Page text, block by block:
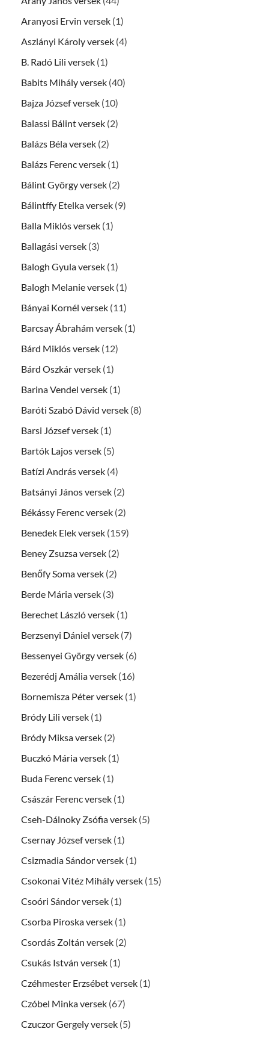
Aranyosi Ervin versek (1)
Aszlányi Károly versek (4)
B. Radó Lili versek (1)
Babits Mihály versek (40)
Bajza József versek (10)
Balassi Bálint versek (2)
Balázs Béla versek (2)
Balázs Ferenc versek (1)
Bálint György versek (2)
Bálintffy Etelka versek (9)
Balla Miklós versek (1)
Ballagási versek (3)
Balogh Gyula versek (1)
Balogh Melanie versek (1)
Bányai Kornél versek (11)
Barcsay Ábrahám versek (1)
Bárd Miklós versek (12)
Bárd Oszkár versek (1)
Barina Vendel versek (1)
Baróti Szabó Dávid versek (8)
Barsi József versek (1)
Bartók Lajos versek (5)
Batízi András versek (4)
Batsányi János versek (2)
Békássy Ferenc versek (2)
Benedek Elek versek (159)
Beney Zsuzsa versek (2)
Benőfy Soma versek (2)
Berde Mária versek (3)
Berechet László versek (1)
Berzsenyi Dániel versek (7)
Bessenyei György versek (6)
Bezerédj Amália versek (16)
Bornemisza Péter versek (1)
Bródy Lili versek (1)
Bródy Miksa versek (2)
Buczkó Mária versek (1)
Buda Ferenc versek (1)
Császár Ferenc versek (1)
Cseh-Dálnoky Zsófia versek (5)
Csernay József versek (1)
Csizmadia Sándor versek (1)
Csokonai Vitéz Mihály versek (15)
Csoóri Sándor versek (1)
Csorba Piroska versek (1)
Csordás Zoltán versek (2)
Csukás István versek (1)
Czéhmester Erzsébet versek (1)
Czóbel Minka versek (67)
Czuczor Gergely versek (5)